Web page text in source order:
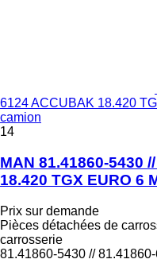
6124 ACCUBAK 18.420
camion
14
MAN 81.41860-5430
18.420 TGX EURO 6
Prix sur demande
Pièces détachées de
carrosserie
81.41860-5430 //